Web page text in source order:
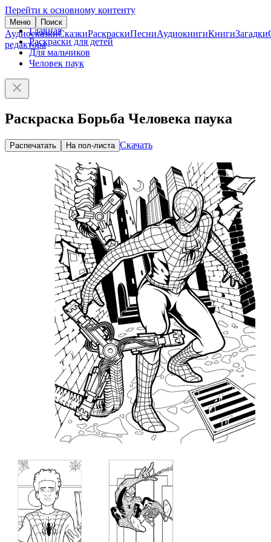
Перейти к основному контенту
Меню Поиск
АудиосказкиСказкиРаскраскиПесниАудиокнигиКнигиЗагадки
редактора
Главная
Раскраски для детей
Для мальчиков
Человек паук
Раскраска Борьба Человека паука
Распечатать На пол-листа Скачать